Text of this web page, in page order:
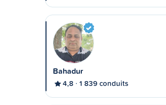
Bahadur
4,8 1 839 conduits